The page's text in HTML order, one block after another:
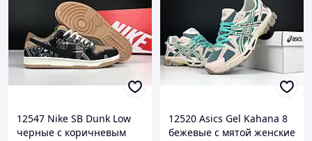
12547 Nike SB Dunk Low
черные с коричневым
12520 Asics Gel Kahana 8
бежевые с мятой женские